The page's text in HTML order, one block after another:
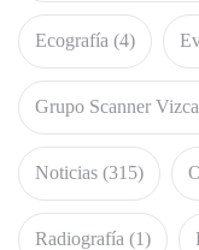
Ecografía (4)
Grupo Scanner
Noticias (315)
Radiografía (1)